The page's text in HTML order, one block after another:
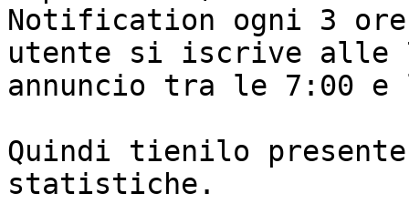
Notification ogni 3
utente si iscrive alle
annuncio tra le 7:00 e
Quindi tienilo
statistiche.